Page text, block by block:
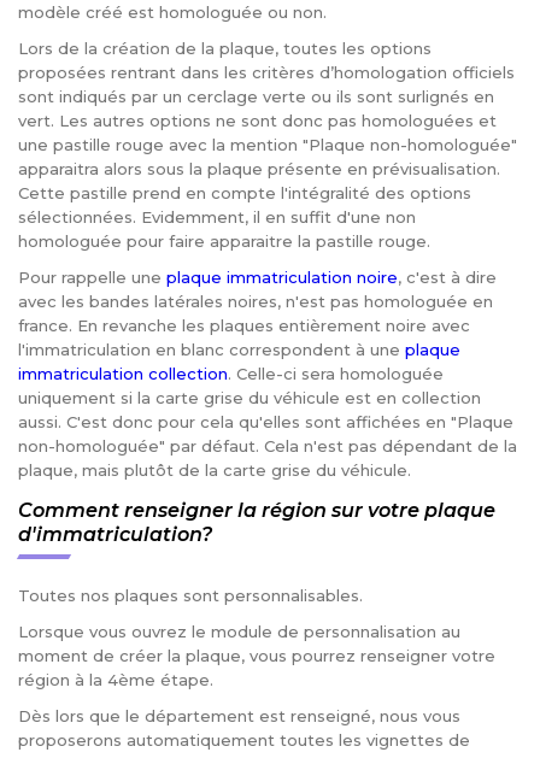
modèle créé est homologuée ou non.
Lors de la création de la plaque, toutes les options
proposées rentrant dans les critères d’homologation officiels
sont indiqués par un cerclage verte ou ils sont surlignés en
vert. Les autres options ne sont donc pas homologuées et
une pastille rouge avec la mention "Plaque non-homologuée"
apparaitra alors sous la plaque présente en prévisualisation.
Cette pastille prend en compte l'intégralité des options
sélectionnées. Evidemment, il en suffit d'une non
homologuée pour faire apparaitre la pastille rouge.
Pour rappelle une plaque immatriculation noire, c'est à dire
avec les bandes latérales noires, n'est pas homologuée en
france. En revanche les plaques entièrement noire avec
l'immatriculation en blanc correspondent à une plaque
immatriculation collection. Celle-ci sera homologuée
uniquement si la carte grise du véhicule est en collection
aussi. C'est donc pour cela qu'elles sont affichées en "Plaque
non-homologuée" par défaut. Cela n'est pas dépendant de la
plaque, mais plutôt de la carte grise du véhicule.
Comment renseigner la région sur votre plaque
d'immatriculation?
Toutes nos plaques sont personnalisables.
Lorsque vous ouvrez le module de personnalisation au
moment de créer la plaque, vous pourrez renseigner votre
région à la 4ème étape.
Dès lors que le département est renseigné, nous vous
proposerons automatiquement toutes les vignettes de